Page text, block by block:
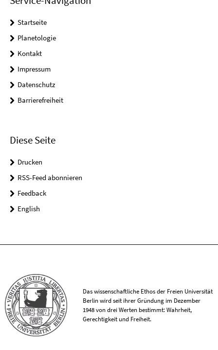
Startseite
Planetologie
Kontakt
Impressum
Datenschutz
Barrierefreiheit
Diese Seite
Drucken
RSS-Feed abonnieren
Feedback
English
Das wissenschaftliche Ethos der Freien Universität
Berlin wird seit ihrer Gründung im Dezember
1948 von drei Werten bestimmt: Wahrheit,
Gerechtigkeit und Freiheit.